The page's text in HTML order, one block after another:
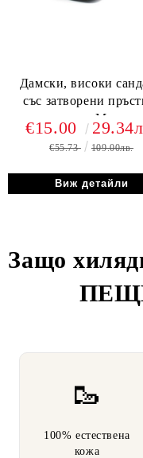
Дамски, високи
със затворени
черно - Модел
Хризантема.
€15.00
€55.73 109.00лв.
Виж детайли
Защо
🥾
100% естествена
кожа